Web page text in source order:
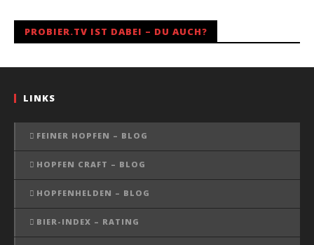
PROBIER.TV IST DABEI – DU AUCH?
LINKS
FEINER HOPFEN – BLOG
HOPFEN CRAFT – BLOG
HOPFENHELDEN – BLOG
BIER-INDEX – RATING